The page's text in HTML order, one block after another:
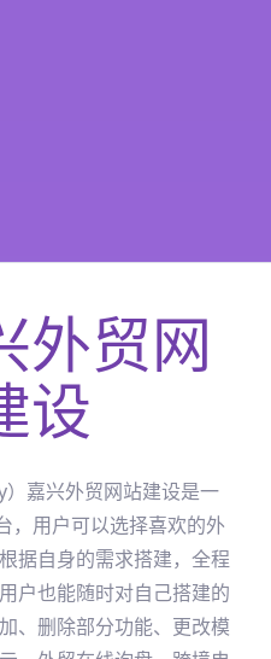
外贸网
设
嘉兴外贸网站建设是一
，用户可以选择喜欢的外
据自身的需求搭建，全程
户也能随时对自己搭建的
、删除部分功能、更改模